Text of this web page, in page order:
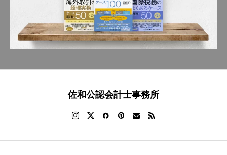
佐和公認会計士事務所